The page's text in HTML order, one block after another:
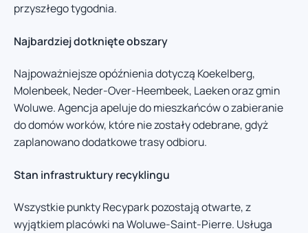
przyszłego tygodnia.
Najbardziej dotknięte obszary
Najpoważniejsze opóźnienia dotyczą Koekelberg,
Molenbeek, Neder-Over-Heembeek, Laeken oraz gmin
Woluwe. Agencja apeluje do mieszkańców o zabieranie
do domów worków, które nie zostały odebrane, gdyż
zaplanowano dodatkowe trasy odbioru.
Stan infrastruktury recyklingu
Wszystkie punkty Recypark pozostają otwarte, z
wyjątkiem placówki na Woluwe-Saint-Pierre. Usługa